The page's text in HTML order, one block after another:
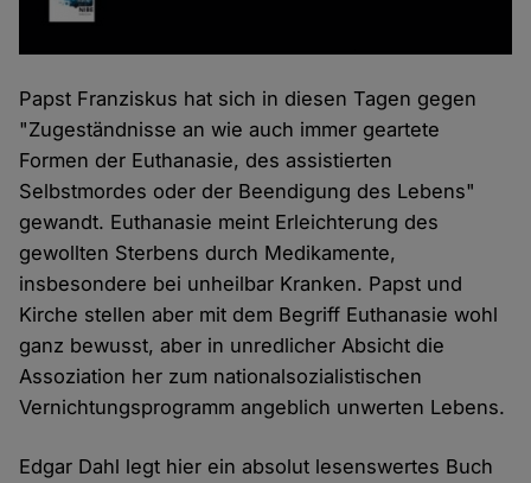
Papst Franziskus hat sich in diesen Tagen gegen
"Zugeständnisse an wie auch immer geartete
Formen der Euthanasie, des assistierten
Selbstmordes oder der Beendigung des Lebens"
gewandt. Euthanasie meint Erleichterung des
gewollten Sterbens durch Medikamente,
insbesondere bei unheilbar Kranken. Papst und
Kirche stellen aber mit dem Begriff Euthanasie wohl
ganz bewusst, aber in unredlicher Absicht die
Assoziation her zum nationalsozialistischen
Vernichtungsprogramm angeblich unwerten Lebens.
Edgar Dahl legt hier ein absolut lesenswertes Buch